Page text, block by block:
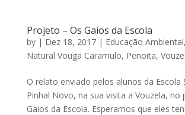
Projeto – Os Gaios da Escola
by | Dez 18, 2017| Educação Ambiental,
Natural Vouga Caramulo, Penoita,
O relato enviado pelos alunos da Escola
Pinhal Novo, na sua visita a Vouzela, no
Gaios da Escola. Esperamos que eles